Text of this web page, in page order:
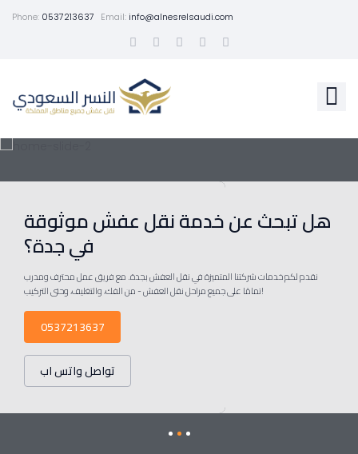
Phone: 0537213637 Email:info@alnesrelsaudi.com
هل تبحث عن خدمة نقل عفش موثوقة
في جدة؟
نقدم لكم خدمات شركتنا المتميزة في نقل العفش بجدة. مع فريق عمل محترف ومدرب
تمامًا على جميع مراحل نقل العفش - من الفك، والتغليف، وحتى التركيب!
0537213637
تواصل واتس اب